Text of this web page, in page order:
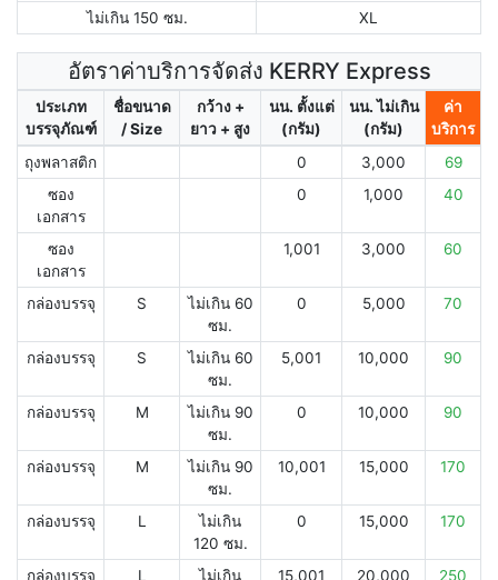
ไม่เกิน 150 ซม.
XL
อัตราค่าบริการจัดส่ง KERRY Express
ประเภท
บรรจุภัณฑ์
ชื่อขนาด
/ Size
กว้าง +
ยาว + สูง
นน. ตั้งแต่
(กรัม)
นน. ไม่เกิน
(กรัม)
ค่า
บริการ
ถุงพลาสติก
0 3,000
69
ซอง
เอกสาร
0 1,000 40
ซอง
เอกสาร
1,001 3,000 60
กล่องบรรจุ S
ไม่เกิน 60
ซม.
0 5,000 70
กล่องบรรจุ S
ไม่เกิน 60
ซม.
5,001 10,000 90
กล่องบรรจุ M
ไม่เกิน 90
ซม.
0 10,000 90
กล่องบรรจุ M
ไม่เกิน 90
ซม.
10,001 15,000 170
กล่องบรรจุ L
ไม่เกิน
120 ซม.
0 15,000 170
กล่องบรรจุ L
ไม่เกิน
15,001 20,000 250